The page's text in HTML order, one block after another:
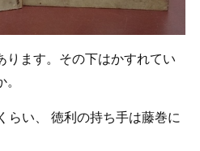
ります。その下はかすれてい
。
らい、 徳利の持ち手は藤巻に